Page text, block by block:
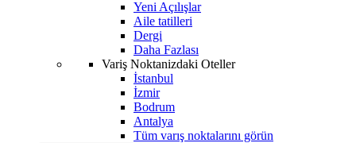
Yeni Açılışlar
Aile tatilleri
Dergi
Daha Fazlası
Variş Noktanizdaki Oteller
İstanbul
İzmir
Bodrum
Antalya
Tüm varış noktalarını görün